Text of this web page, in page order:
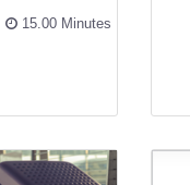
15.00 Minutes